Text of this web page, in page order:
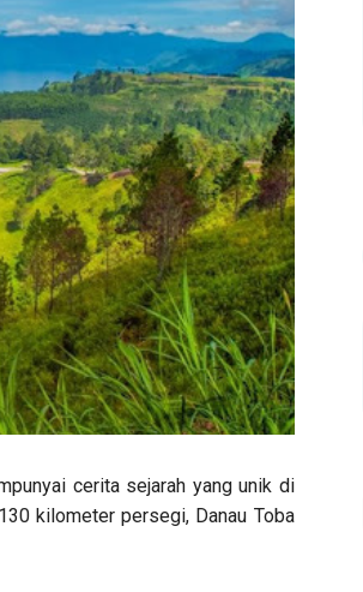
cerita sejarah yang unik di
kilometer persegi, Danau Toba